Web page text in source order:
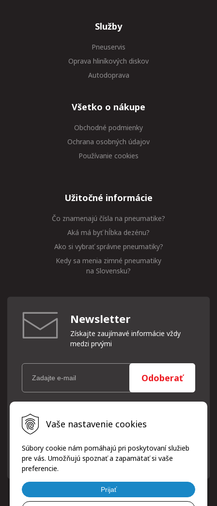
Vaše nastavenie cookies
Súbory cookie nám pomáhajú pri poskytovaní služieb
pre vás. Umožňujú spoznať a zapamätať si vaše
preferencie.
Prijať
Služby
Pneuservis
Oprava hliníkových diskov
Autodoprava
Všetko o nákupe
Obchodné podmienky
Ochrana osobných údajov
Používanie cookies
Užitočné informácie
Čo znamenajú čísla na pneumatike?
Aká má byť hĺbka dezénu?
Ako si vybrať správne pneumatiky?
Kedy sa menia zimné pneumatiky
na Slovensku?
Newsletter
Získajte zaujímavé informácie vždy
medzi prvými
Odoberať
Vaše osobné údaje (email) budeme spracovávať len za týmto
účelom v súlade s platnou legislatívou a zásadami ochrany
osobných údajov. Súhlas potvrdíte kliknutím na odkaz, ktorý
písomne, emailom alebo kliknutím na odkaz z ktoréhokoľvek
informačného emailu.